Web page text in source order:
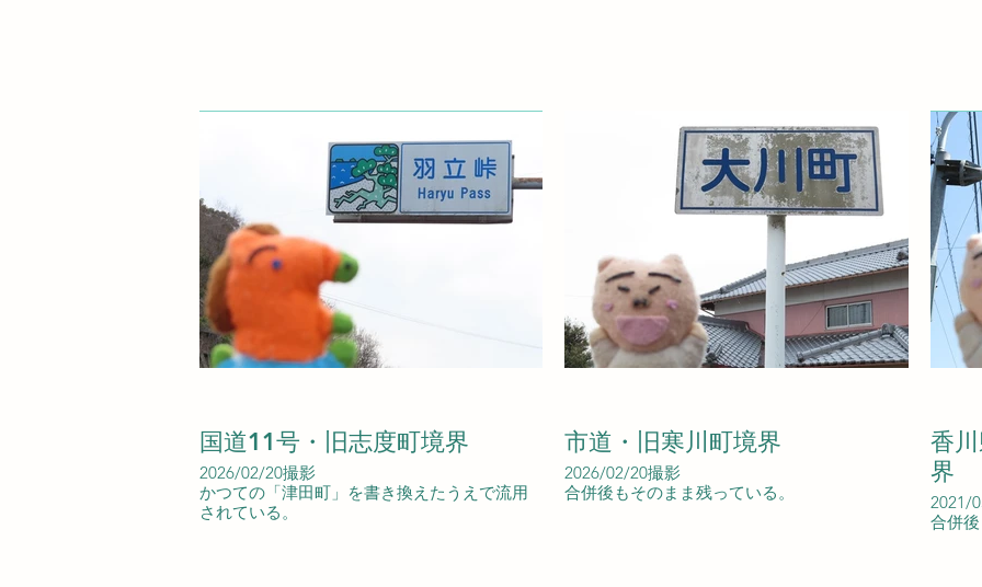
国道11号・旧志度町境界
2026/02/20撮影
かつての「津田町」を書き換えたうえで流用
されている。
市道・旧寒川町境界
2026/02/20撮影
合併後もそのまま残っている。
香
界
2021/
合併